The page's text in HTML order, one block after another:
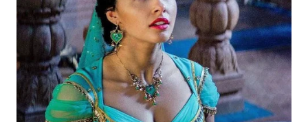
WN
LANGKAT
WN
TAPANULI
SELATAN